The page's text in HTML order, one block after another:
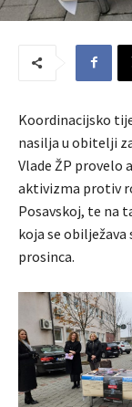
Koordinacijsko
nasilja u obitelji
Vlade ŽP provelo
aktivizma protiv
Posavskoj, te na
koja se obilježava
prosinca.